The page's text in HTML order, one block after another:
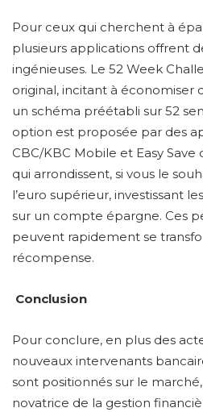
Pour ceux qui cherchent à
plusieurs applications offrent
ingénieuses. Le 52 Week
original, incitant à économiser
un schéma préétabli sur 52
option est proposée par des
CBC/KBC Mobile et Easy Save
qui arrondissent, si vous le
l’euro supérieur, investissant
sur un compte épargne. Ces
peuvent rapidement se
récompense.
Conclusion
Pour conclure, en plus des
nouveaux intervenants
sont positionnés sur le
novatrice de la gestion